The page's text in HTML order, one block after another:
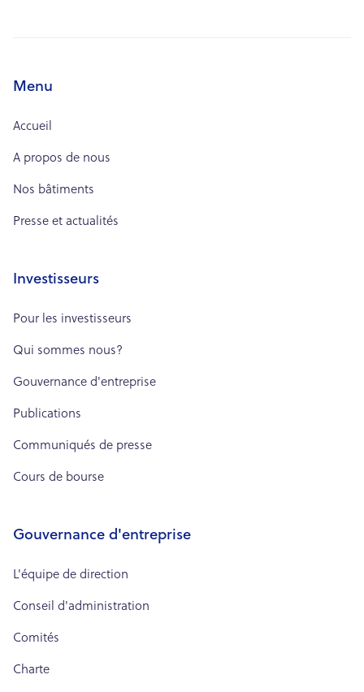
Menu
Accueil
A propos de nous
Nos bâtiments
Presse et actualités
Investisseurs
Pour les investisseurs
Qui sommes nous?
Gouvernance d'entreprise
Publications
Communiqués de presse
Cours de bourse
Gouvernance d'entreprise
L'équipe de direction
Conseil d'administration
Comités
Charte